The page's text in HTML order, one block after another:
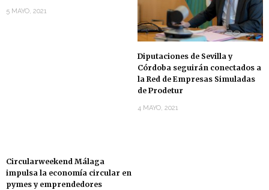
5 MAYO, 2021
Diputaciones de Sevilla y
Córdoba seguirán conectados a
la Red de Empresas Simuladas
de Prodetur
4 MAYO, 2021
Circularweekend Málaga
impulsa la economía circular en
pymes y emprendedores